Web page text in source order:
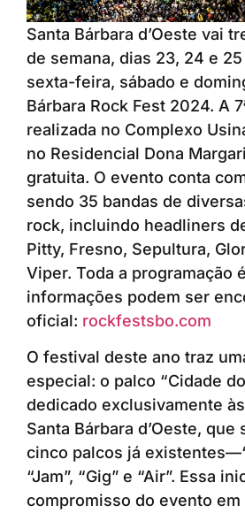
Santa Bárbara d’Oeste vai
de semana, dias 23, 24 e
sexta-feira, sábado e
Bárbara Rock Fest 2024. A
realizada no Complexo
no Residencial Dona
gratuita. O evento conta
sendo 35 bandas de
rock, incluindo headliners
Pitty, Fresno, Sepultura,
Viper. Toda a programação
informações podem ser
oficial: rockfestsbo.com
O festival deste ano traz
especial: o palco “Cidade do
dedicado exclusivamente
Santa Bárbara d’Oeste, que
cinco palcos já
“Jam”, “Gig” e “Air”. Essa
compromisso do evento em